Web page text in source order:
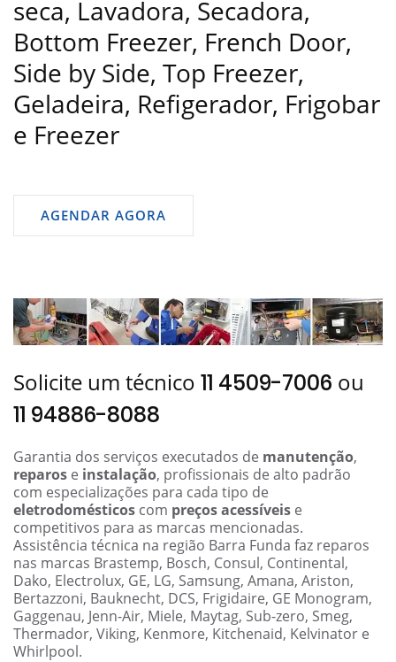
seca, Lavadora, Secadora,
Bottom Freezer, French Door,
Side by Side, Top Freezer,
Geladeira, Refigerador, Frigobar
e Freezer
AGENDAR AGORA
Solicite um técnico 11 4509-7006 ou
11 94886-8088
Garantia dos serviços executados de manutenção,
reparos e instalação, profissionais de alto padrão
com especializações para cada tipo de
eletrodomésticos com preços acessíveis e
competitivos para as marcas mencionadas.
Assistência técnica na região Barra Funda faz reparos
nas marcas Brastemp, Bosch, Consul, Continental,
Dako, Electrolux, GE, LG, Samsung, Amana, Ariston,
Bertazzoni, Bauknecht, DCS, Frigidaire, GE Monogram,
Gaggenau, Jenn-Air, Miele, Maytag, Sub-zero, Smeg,
Thermador, Viking, Kenmore, Kitchenaid, Kelvinator e
Whirlpool.